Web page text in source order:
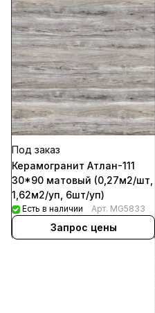
Под заказ
Керамогранит Атлан-111
30*90 матовый (0,27м2/шт,
1,62м2/уп, 6шт/уп)
Есть в наличии Арт. MG5833
Запрос цены